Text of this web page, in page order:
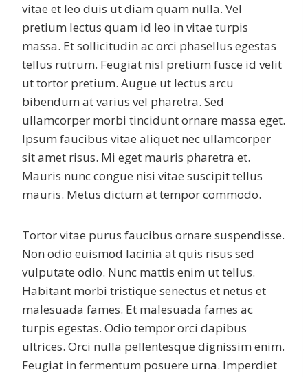
vitae et leo duis ut diam quam nulla. Vel
pretium lectus quam id leo in vitae turpis
massa. Et sollicitudin ac orci phasellus egestas
tellus rutrum. Feugiat nisl pretium fusce id velit
ut tortor pretium. Augue ut lectus arcu
bibendum at varius vel pharetra. Sed
ullamcorper morbi tincidunt ornare massa eget.
Ipsum faucibus vitae aliquet nec ullamcorper
sit amet risus. Mi eget mauris pharetra et.
Mauris nunc congue nisi vitae suscipit tellus
mauris. Metus dictum at tempor commodo.
Tortor vitae purus faucibus ornare suspendisse.
Non odio euismod lacinia at quis risus sed
vulputate odio. Nunc mattis enim ut tellus.
Habitant morbi tristique senectus et netus et
malesuada fames. Et malesuada fames ac
turpis egestas. Odio tempor orci dapibus
ultrices. Orci nulla pellentesque dignissim enim.
Feugiat in fermentum posuere urna. Imperdiet